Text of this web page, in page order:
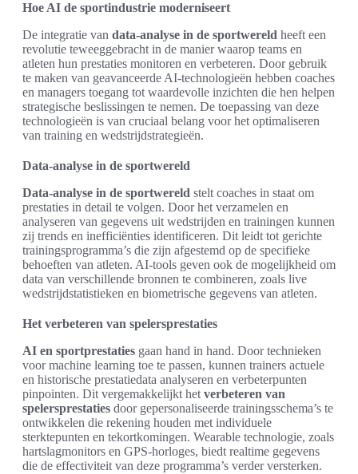
Hoe AI de sportindustrie moderniseert
De integratie van data-analyse in de sportwereld heeft een
revolutie teweeggebracht in de manier waarop teams en
atleten hun prestaties monitoren en verbeteren. Door gebruik
te maken van geavanceerde AI-technologieën hebben coaches
en managers toegang tot waardevolle inzichten die hen helpen
strategische beslissingen te nemen. De toepassing van deze
technologieën is van cruciaal belang voor het optimaliseren
van training en wedstrijdstrategieën.
Data-analyse in de sportwereld
Data-analyse in de sportwereld stelt coaches in staat om
prestaties in detail te volgen. Door het verzamelen en
analyseren van gegevens uit wedstrijden en trainingen kunnen
zij trends en inefficiënties identificeren. Dit leidt tot gerichte
trainingsprogramma’s die zijn afgestemd op de specifieke
behoeften van atleten. AI-tools geven ook de mogelijkheid om
data van verschillende bronnen te combineren, zoals live
wedstrijdstatistieken en biometrische gegevens van atleten.
Het verbeteren van spelersprestaties
AI en sportprestaties gaan hand in hand. Door technieken
voor machine learning toe te passen, kunnen trainers actuele
en historische prestatiedata analyseren en verbeterpunten
pinpointen. Dit vergemakkelijkt het verbeteren van
spelersprestaties door gepersonaliseerde trainingsschema’s te
ontwikkelen die rekening houden met individuele
sterktepunten en tekortkomingen. Wearable technologie, zoals
hartslagmonitors en GPS-horloges, biedt realtime gegevens
die de effectiviteit van deze programma’s verder versterken.